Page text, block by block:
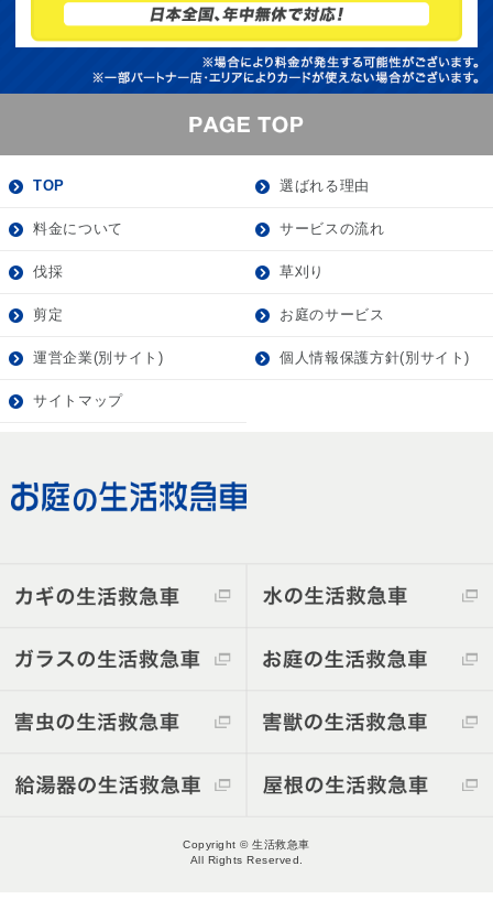
TOP 選ばれる理由
料金について サービスの流れ
伐採 草刈り
剪定 お庭のサービス
運営企業(別サイト) 個人情報保護方針(別サイト)
サイトマップ
Copyright © 生活救急車
All Rights Reserved.